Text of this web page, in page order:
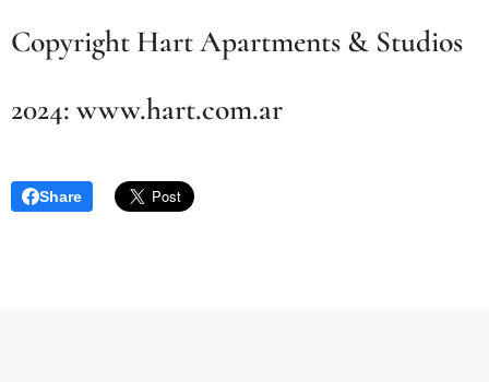
Copyright Hart Apartments & Studios
2024: www.hart.com.ar
Share